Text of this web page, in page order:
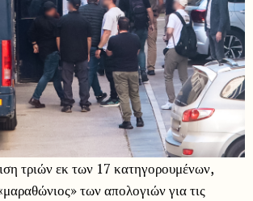
τριών εκ των 17 κατηγορουμένων,
των απολογιών για τις